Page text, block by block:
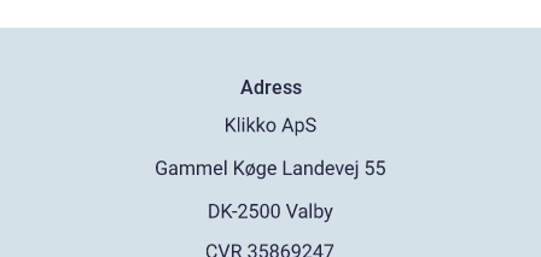
Adress